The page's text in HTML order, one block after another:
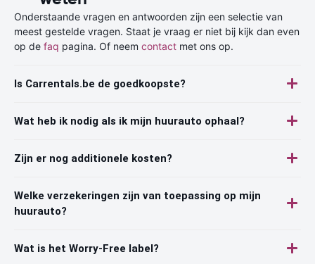
Onderstaande vragen en antwoorden zijn een selectie van
meest gestelde vragen. Staat je vraag er niet bij kijk dan even
op de faq pagina. Of neem contact met ons op.
Is Carrentals.be de goedkoopste?
Wat heb ik nodig als ik mijn huurauto ophaal?
Zijn er nog additionele kosten?
Welke verzekeringen zijn van toepassing op mijn
huurauto?
Wat is het Worry-Free label?